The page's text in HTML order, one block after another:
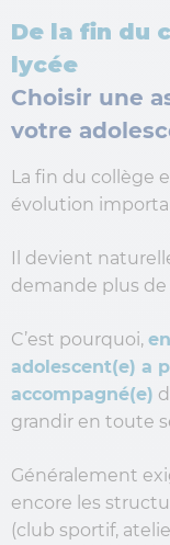
De la fin du
lycée
Choisir une
votre
La fin du collège
évolution
Il devient
demande plus de
C’est pourquoi,
adolescent(e) a
accompagné(e)
grandir en toute
Généralement
encore les
(club sportif,